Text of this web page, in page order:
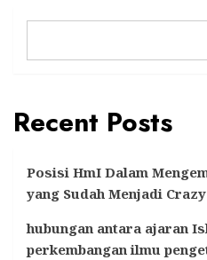
Recent Posts
Posisi HmI Dalam
yang Sudah Menjadi
hubungan antara ajaran
perkembangan ilmu